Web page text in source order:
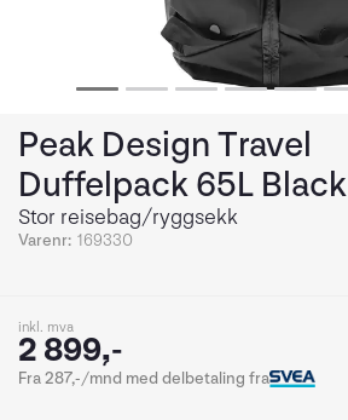
Peak Design Travel
Duffelpack 65L Black
Stor reisebag/ryggsekk
Varenr: 169330
inkl. mva
2 899,-
Fra 287,-/mnd med delbetaling fra